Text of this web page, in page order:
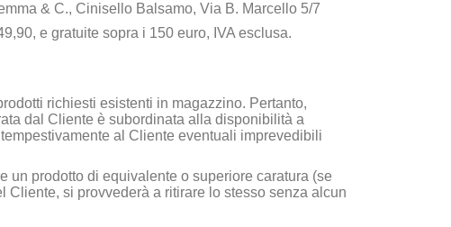
& C., Cinisello Balsamo, Via B. Marcello 5/7
e gratuite sopra i 150 euro, IVA esclusa.
richiesti esistenti in magazzino. Pertanto,
dal Cliente è subordinata alla disponibilità a
al Cliente eventuali imprevedibili
un prodotto di equivalente o superiore caratura (se
si provvederà a ritirare lo stesso senza alcun